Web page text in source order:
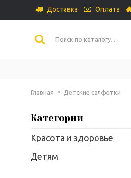
Доставка Оплата
Главная Детские салфетки
Категории
Красота и здоровье
Детям